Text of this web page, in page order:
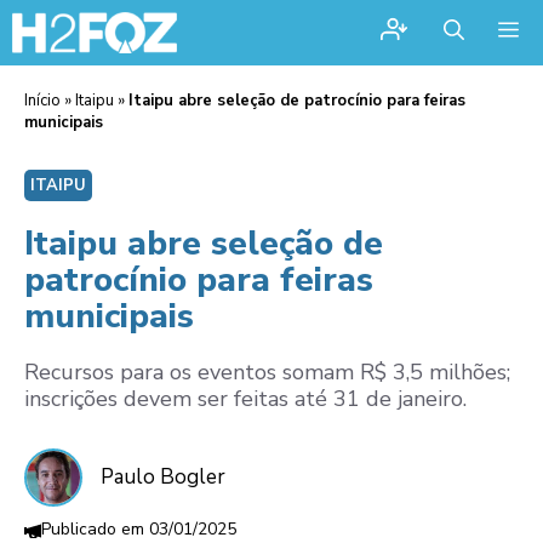
Início »Itaipu » Itaipu abre seleção de patrocínio para feiras
municipais
ITAIPU
Itaipu abre seleção de
patrocínio para feiras
municipais
Recursos para os eventos somam R$ 3,5 milhões;
inscrições devem ser feitas até 31 de janeiro.
Paulo Bogler
03/01/2025